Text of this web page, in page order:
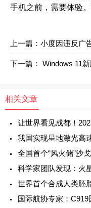
手机之前，需要体验。
上一篇： 小度因违反广
下一篇： Windows 11
相关文章
让世界看见成都！
我国实现星地激光高
全国首个“风火储”沙
科学家团队发现：火
世界首个合成人类胚
国际航协专家：